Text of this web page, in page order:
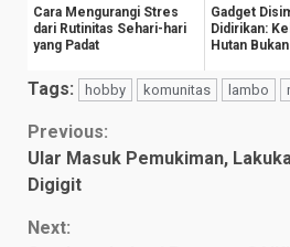
Cara Mengurangi Stres
dari Rutinitas Sehari-hari
yang Padat
Gadget
Didirikan:
Hutan Bukan
Tags: hobby komunitas lambo
Continue
Reading
Previous:
Ular Masuk Pemukiman,
Digigit
Next: